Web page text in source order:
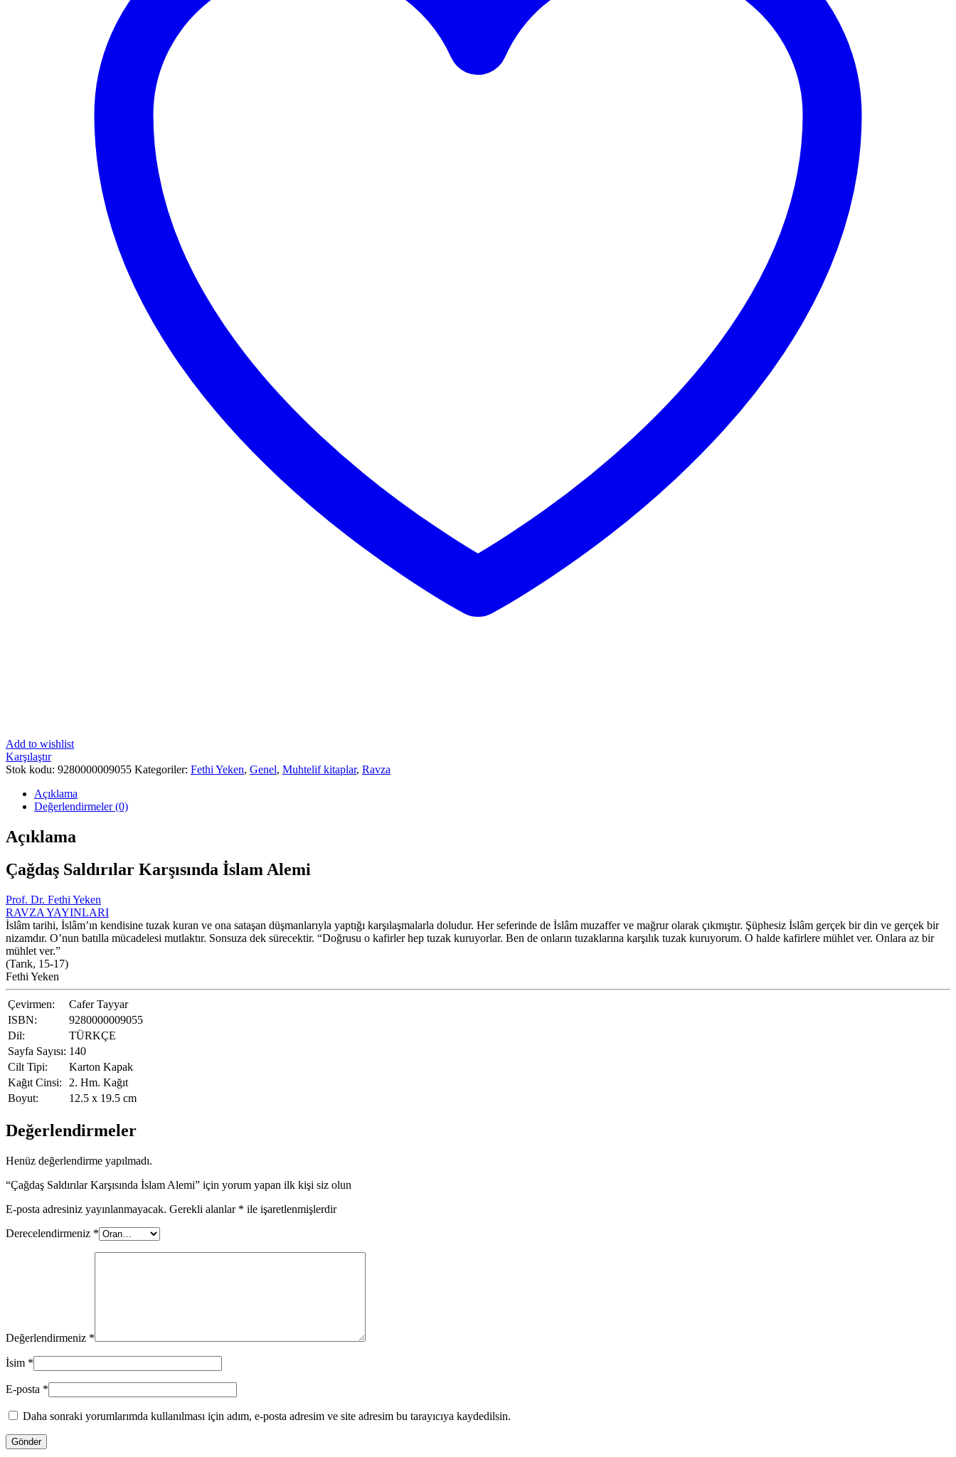
Add to wishlist
Karşılaştır
Stok kodu: 9280000009055 Kategoriler: Fethi Yeken, Genel, Muhtelif kitaplar, Ravza
Açıklama
Değerlendirmeler (0)
Açıklama
Çağdaş Saldırılar Karşısında İslam Alemi
Prof. Dr. Fethi Yeken
RAVZA YAYINLARI
İslâm tarihi, İslâm’ın kendisine tuzak kuran ve ona sataşan düşmanlarıyla yaptığı karşılaşmalarla doludur. Her seferinde de İslâm muzaffer ve mağrur olarak çıkmıştır. Şüphesiz İslâm gerçek bir din ve gerçek bir
nizamdır. O’nun batılla mücadelesi mutlaktır. Sonsuza dek sürecektir. “Doğrusu o kafirler hep tuzak kuruyorlar. Ben de onların tuzaklarına karşılık tuzak kuruyorum. O halde kafirlere mühlet ver. Onlara az bir
mühlet ver.”
(Tarık, 15-17)
Fethi Yeken
Çevirmen:
Cafer Tayyar
ISBN:
9280000009055
Dil:
TÜRKÇE
Sayfa Sayısı: 140
Cilt Tipi:
Karton Kapak
Kağıt Cinsi:
2. Hm. Kağıt
Boyut:
12.5 x 19.5 cm
Değerlendirmeler
Henüz değerlendirme yapılmadı.
“Çağdaş Saldırılar Karşısında İslam Alemi” için yorum yapan ilk kişi siz olun
E-posta adresiniz yayınlanmayacak. Gerekli alanlar * ile işaretlenmişlerdir
Derecelendirmeniz *
Değerlendirmeniz *
İsim *
E-posta *
Daha sonraki yorumlarımda kullanılması için adım, e-posta adresim ve site adresim bu tarayıcıya kaydedilsin.